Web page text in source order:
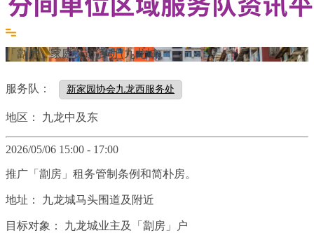
「劏房」家庭探访活动 (九龙城)
服务队： 新家园协会九龙西服务处
地区： 九龙中及东
2026/05/06 15:00 - 17:00
推广「劏房」租务管制条例和简朴房。
地址： 九龙城马头围道及附近
目标对象： 九龙城业主及「劏房」户